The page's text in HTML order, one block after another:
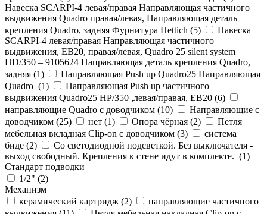
Навеска SCARPI-4 левая/правая Направляющая частичного
выдвижения Quadro правая/левая, Направляющая деталь
крепления Quadro, задняя Фурнитура Hettich (5)
Навеска
SCARPI-4 левая/правая Направляющая частичного
выдвижения, ЕВ20, правая/левая, Quadro 25 silent system
HD/350 – 9105624 Направляющая деталь крепления Quadro,
задняя (1)
Направляющая Push up Quadro25 Направляющая
Quadro (1)
Направляющая Push up частичного
выдвижения Quadro25 НР/350 ,левая/правая, ЕВ20 (6)
направляющие Quadro с доводчиком (10)
Направляющие с
доводчиком (25) нет (1) Опора чёрная (2)
Петля
мебельная вкладная Clip-on с доводчиком (3)
система
биде (2)
Со светодиодной подсветкой. Без выключателя -
выход свободный. Крепления к стене идут в комплекте. (1)
Стандарт подводки
1/2" (2)
Механизм
керамический картридж (2)
направляющие частичного